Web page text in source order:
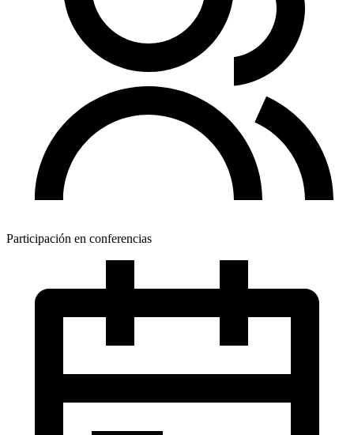
Participación en conferencias